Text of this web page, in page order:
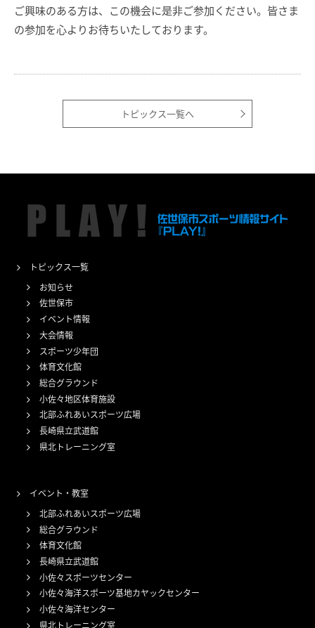
ご興味のある方は、この機会に是非ご参加ください。皆さま
の参加を心よりお待ちいたしております。
トピックス一覧へ
トピックス一覧
お知らせ
佐世保市
イベント情報
大会情報
スポーツ少年団
体育文化館
総合グラウンド
小佐々地区体育施設
北部ふれあいスポーツ広場
長崎県立武道館
県北トレーニング室
イベント・教室
北部ふれあいスポーツ広場
総合グラウンド
体育文化館
長崎県立武道館
小佐々スポーツセンター
小佐々海洋スポーツ基地カヤックセンター
小佐々海洋センター
県北トレーニング室